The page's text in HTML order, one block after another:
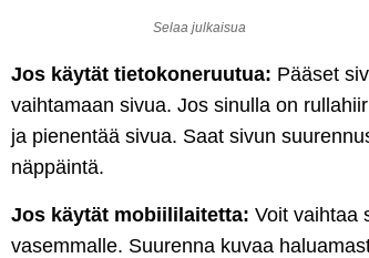
Selaa julkaisua
Jos käytät tietokoneruutua: Pääset
vaihtamaan sivua. Jos sinulla on
ja pienentää sivua. Saat sivun
näppäintä.
Jos käytät mobiililaitetta: Voit vaihtaa
vasemmalle. Suurenna kuvaa